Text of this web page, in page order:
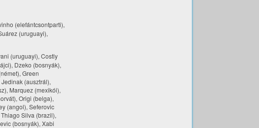
(elefántcsontparti),
(uruguayi),
(uruguayi), Costly
Dzeko (bosnyák),
Green
(ausztrál),
Marquez (mexikói),
Origi (belga),
(angol), Seferovic
Silva (brazil),
(bosnyák), Xabi